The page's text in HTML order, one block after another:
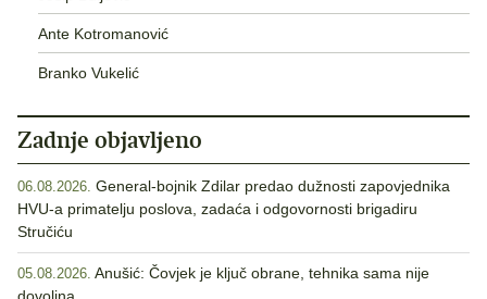
Ante Kotromanović
Branko Vukelić
Zadnje objavljeno
06.08.2026. General-bojnik Zdilar predao dužnosti zapovjednika
HVU-a primatelju poslova, zadaća i odgovornosti brigadiru
Stručiću
05.08.2026. Anušić: Čovjek je ključ obrane, tehnika sama nije